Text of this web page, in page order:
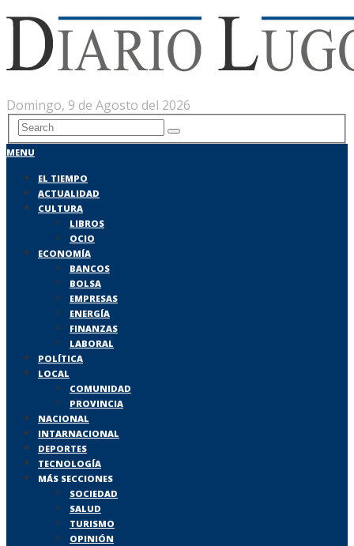
Domingo, 9 de Agosto del 2026
MENU
EL TIEMPO
ACTUALIDAD
CULTURA
LIBROS
OCIO
ECONOMÍA
BANCOS
BOLSA
EMPRESAS
ENERGÍA
FINANZAS
LABORAL
POLÍTICA
LOCAL
COMUNIDAD
PROVINCIA
NACIONAL
INTARNACIONAL
DEPORTES
TECNOLOGÍA
MÁS SECCIONES
SOCIEDAD
SALUD
TURISMO
OPINIÓN